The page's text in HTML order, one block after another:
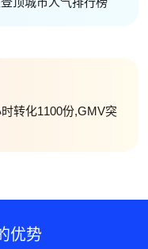
转化1100份,GMV突
优势